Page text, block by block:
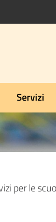
Servizi
per le